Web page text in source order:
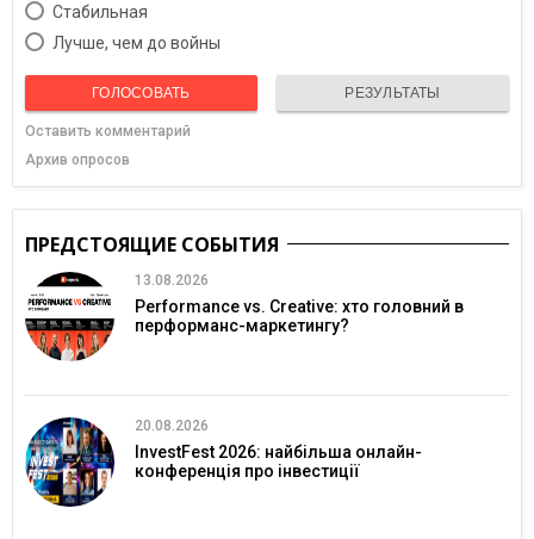
Cтабильная
Лучше, чем до войны
ГОЛОСОВАТЬ РЕЗУЛЬТАТЫ
Оставить комментарий
Архив опросов
ПРЕДСТОЯЩИЕ СОБЫТИЯ
13.08.2026
Performance vs. Creative: хто головний в
перформанс-маркетингу?
20.08.2026
InvestFest 2026: найбільша онлайн-
конференція про інвестиції